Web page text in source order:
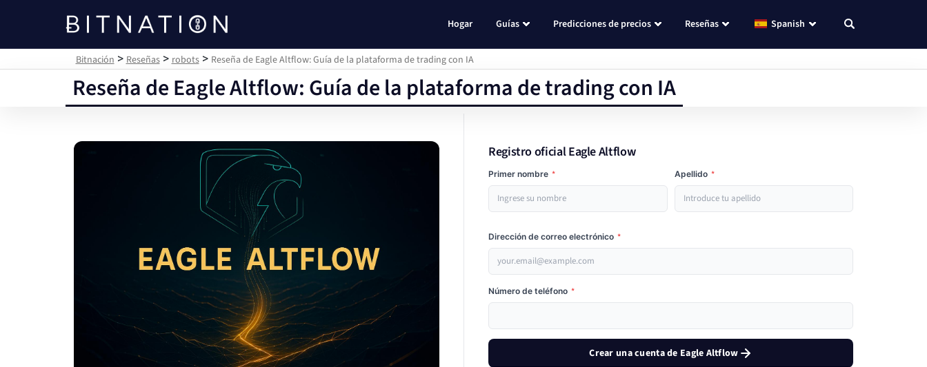
Bitnación
Hogar Guías Predicciones de precios Reseñas Spanish
Bitnación >Reseñas>robots> Reseña de Eagle Altflow: Guía de la plataforma de trading con IA
Reseña de Eagle Altflow: Guía de la plataforma de trading con IA
Registro oficial Eagle Altflow
Primer nombre * Apellido *
Dirección de correo electrónico *
Número de teléfono *
Crear una cuenta de Eagle Altflow